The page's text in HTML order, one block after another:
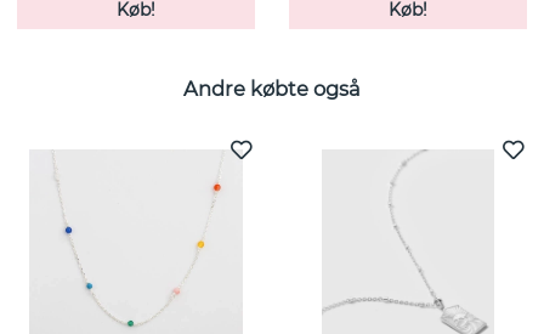
Køb!
Køb!
Andre købte også